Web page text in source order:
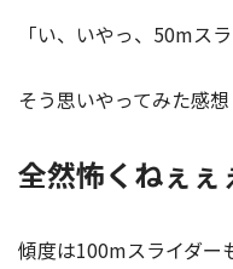
「い、いやっ、50mス
そう思いやってみた感
全然怖くねぇぇ
傾度は100mスライダー